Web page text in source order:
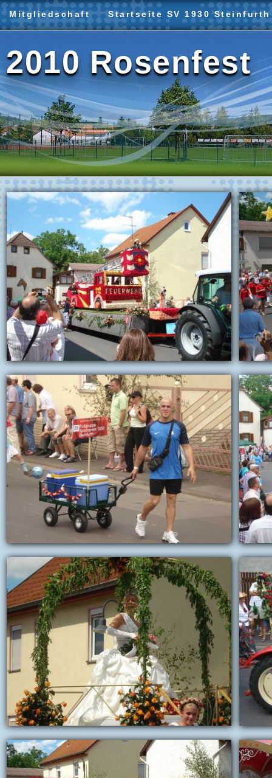
Mitgliedschaft Startseite SV 1930 Steinfurth
2010 Rosenfest